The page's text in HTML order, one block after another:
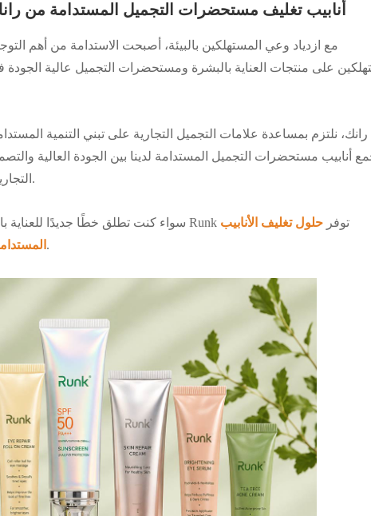
أنابيب تغليف مستحضرات التجميل المستدامة من
مع ازدياد وعي المستهلكين بالبيئة، أصبحت الاستدامة من أهم
على منتجات العناية بالبشرة ومستحضرات التجميل عالية
نلتزم بمساعدة علامات التجميل التجارية على تبني التنمية
أنابيب مستحضرات التجميل المستدامة لدينا بين الجودة العالية
التجارية بتقليل أثرها البيئي دون المساس بأداء المنتج أو جماله.
سواء كنت تطلق خطًا جديدًا للعناية بالبشرة صديقًا للبيئة أو تقوم بتحديث عبواتك الحالية، فإن Runk توفر حلول تغليف الأنابيب
التي تدعم أهداف عملك والتزاماتك البيئية.